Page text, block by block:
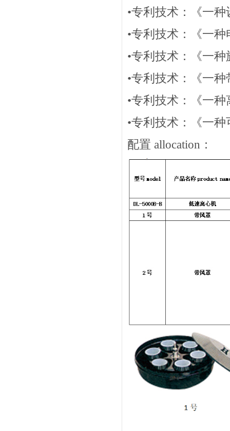
•专利技术：《一
•专利技术：《一
•专利技术：《一
•专利技术：《一
•专利技术：《一
•专利技术：《一
配置 allocation：